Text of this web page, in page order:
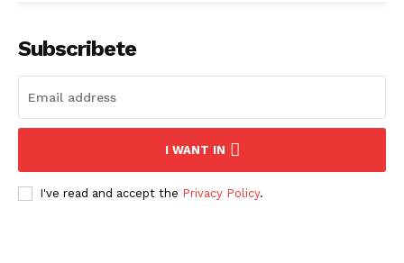
Subscribete
I WANT IN
I've read and accept the Privacy Policy.